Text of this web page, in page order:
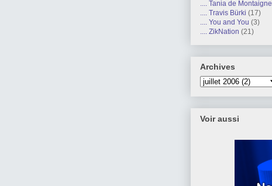
.... Tania de Montaigne
.... Travis Bürki (17)
.... You and You (3)
.... ZikNation (21)
Archives
Voir aussi